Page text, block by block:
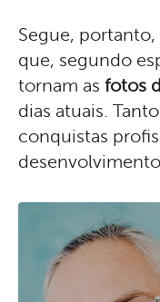
Segue,
que, segundo
tornam as fotos
dias atuais.
conquistas